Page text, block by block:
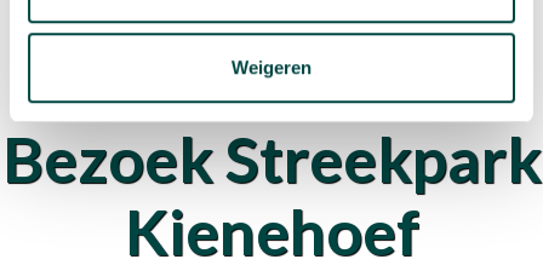
Weigeren
Locatie
Bezoek Streekpark
Kienehoef